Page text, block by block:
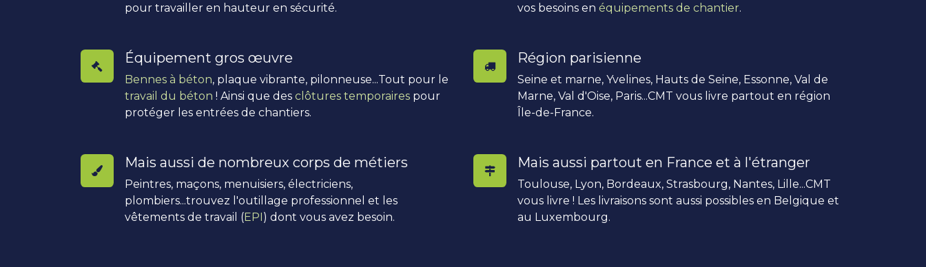
pour travailler en hauteur en sécurité.
Équipement gros œuvre
Bennes à béton, plaque vibrante, pilonneuse...Tout pour le
travail du béton ! Ainsi que des clôtures temporaires pour
protéger les entrées de chantiers.
Mais aussi de nombreux corps de métiers
Peintres, maçons, menuisiers, électriciens,
plombiers...trouvez l'outillage professionnel et les
vêtements de travail (EPI) dont vous avez besoin.
vos besoins en équipements de chantier.
Région parisienne
Seine et marne, Yvelines, Hauts de Seine, Essonne, Val de
Marne, Val d'Oise, Paris...CMT vous livre partout en région
Île-de-France.
Mais aussi partout en France et à l'étranger
Toulouse, Lyon, Bordeaux, Strasbourg, Nantes, Lille...CMT
vous livre ! Les livraisons sont aussi possibles en Belgique et
au Luxembourg.